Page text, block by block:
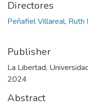
Directores
Peñafiel Villareal, Ruth
Publisher
La Libertad,
2024
Abstract